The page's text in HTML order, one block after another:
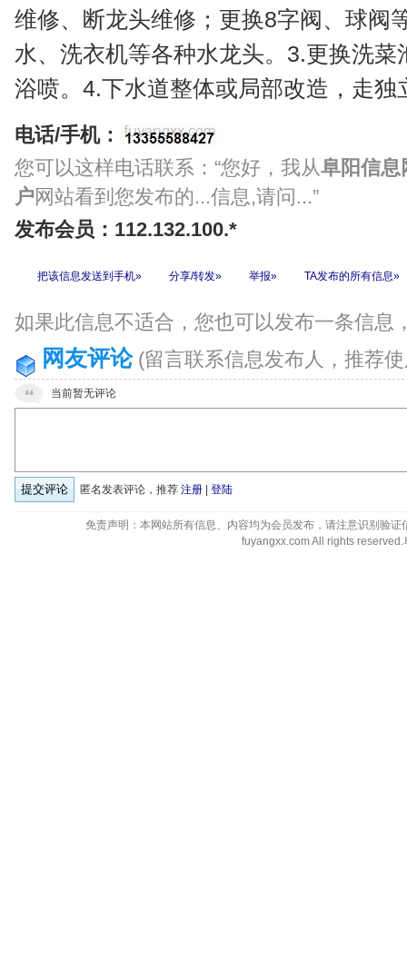
维修、断龙头维修；更换8字阀、球阀
水、洗衣机等各种水龙头。3.更换洗
浴喷。4.下水道整体或局部改造，走独
电话/手机：
您可以这样电话联系：“您好，我从阜阳信息
户网站看到您发布的...信息,请问...”
发布会员：112.132.100.*
把该信息发送到手机» 分享/转发» 举报» TA发布的所有信息»
如果此信息不适合，您也可以发布一条信息
网友评论(留言联系信息发布人，推荐
当前暂无评论
匿名发表评论，推荐 注册 登陆
免责声明：本网站所有信息、内容均为会员发布，请注意识别验
fuyangxx.com All rights